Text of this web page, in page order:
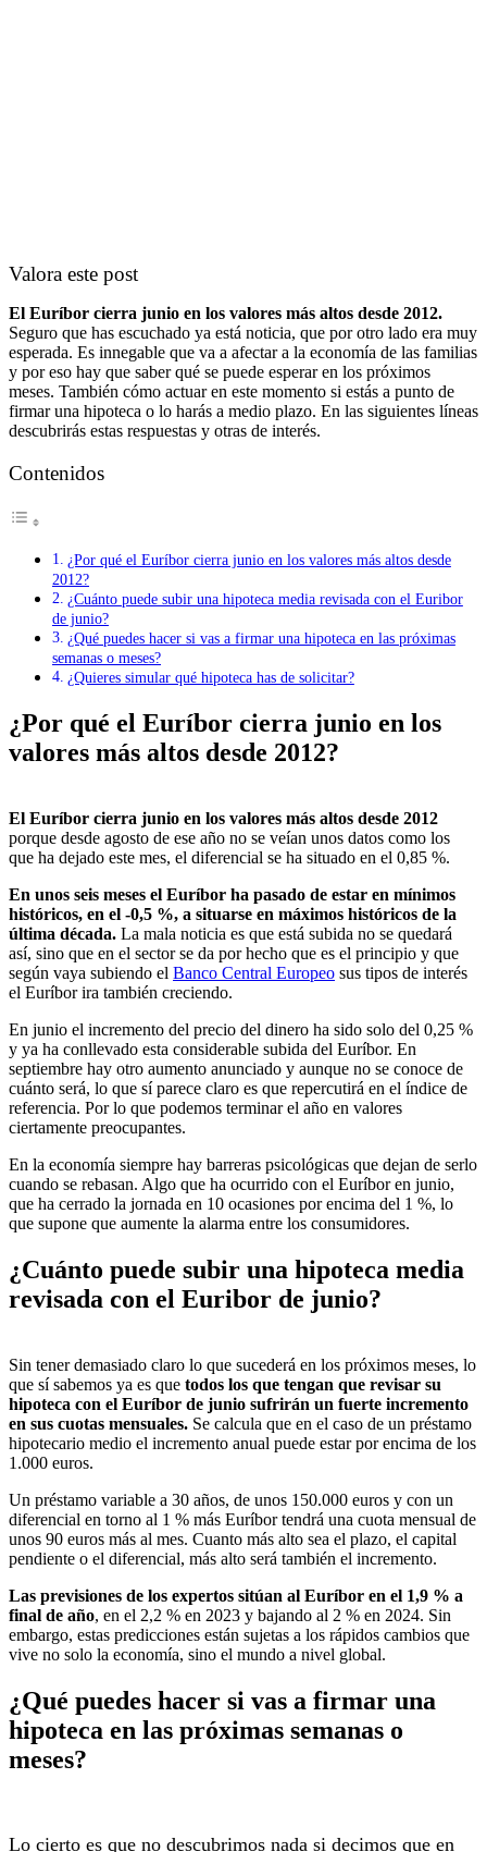
Valora este post
El Euríbor cierra junio en los valores más altos desde 2012.
Seguro que has escuchado ya está noticia, que por otro lado era muy
esperada. Es innegable que va a afectar a la economía de las familias
y por eso hay que saber qué se puede esperar en los próximos
meses. También cómo actuar en este momento si estás a punto de
firmar una hipoteca o lo harás a medio plazo. En las siguientes líneas
descubrirás estas respuestas y otras de interés.
Contenidos
¿Por qué el Euríbor cierra junio en los valores más altos desde
2012?
¿Cuánto puede subir una hipoteca media revisada con el Euribor
de junio?
¿Qué puedes hacer si vas a firmar una hipoteca en las próximas
semanas o meses?
¿Quieres simular qué hipoteca has de solicitar?
¿Por qué el Euríbor cierra junio en los
valores más altos desde 2012?
El Euríbor cierra junio en los valores más altos desde 2012
porque desde agosto de ese año no se veían unos datos como los
que ha dejado este mes, el diferencial se ha situado en el 0,85 %.
En unos seis meses el Euríbor ha pasado de estar en mínimos
históricos, en el -0,5 %, a situarse en máximos históricos de la
última década. La mala noticia es que está subida no se quedará
así, sino que en el sector se da por hecho que es el principio y que
según vaya subiendo el Banco Central Europeo sus tipos de interés
el Euríbor ira también creciendo.
En junio el incremento del precio del dinero ha sido solo del 0,25 %
y ya ha conllevado esta considerable subida del Euríbor. En
septiembre hay otro aumento anunciado y aunque no se conoce de
cuánto será, lo que sí parece claro es que repercutirá en el índice de
referencia. Por lo que podemos terminar el año en valores
ciertamente preocupantes.
En la economía siempre hay barreras psicológicas que dejan de serlo
cuando se rebasan. Algo que ha ocurrido con el Euríbor en junio,
que ha cerrado la jornada en 10 ocasiones por encima del 1 %, lo
que supone que aumente la alarma entre los consumidores.
¿Cuánto puede subir una hipoteca media
revisada con el Euribor de junio?
Sin tener demasiado claro lo que sucederá en los próximos meses, lo
que sí sabemos ya es que todos los que tengan que revisar su
hipoteca con el Euríbor de junio sufrirán un fuerte incremento
en sus cuotas mensuales. Se calcula que en el caso de un préstamo
hipotecario medio el incremento anual puede estar por encima de los
1.000 euros.
Un préstamo variable a 30 años, de unos 150.000 euros y con un
diferencial en torno al 1 % más Euríbor tendrá una cuota mensual de
unos 90 euros más al mes. Cuanto más alto sea el plazo, el capital
pendiente o el diferencial, más alto será también el incremento.
Las previsiones de los expertos sitúan al Euríbor en el 1,9 % a
final de año, en el 2,2 % en 2023 y bajando al 2 % en 2024. Sin
embargo, estas predicciones están sujetas a los rápidos cambios que
vive no solo la economía, sino el mundo a nivel global.
¿Qué puedes hacer si vas a firmar una
hipoteca en las próximas semanas o
meses?
Lo cierto es que no descubrimos nada si decimos que en